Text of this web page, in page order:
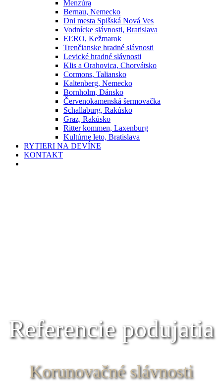
Menzúra
Bernau, Nemecko
Dni mesta Spišská Nová Ves
Vodnícke slávnosti, Bratislava
EĽRO, Kežmarok
Trenčianske hradné slávnosti
Levické hradné slávnosti
Klis a Orahovica, Chorvátsko
Cormons, Taliansko
Kaltenberg, Nemecko
Bornholm, Dánsko
Červenokamenská šermovačka
Schallaburg, Rakúsko
Graz, Rakúsko
Ritter kommen, Laxenburg
Kultúrne leto, Bratislava
RYTIERI NA DEVÍNE
KONTAKT
Referencie podujatia
Korunovačné slávnosti